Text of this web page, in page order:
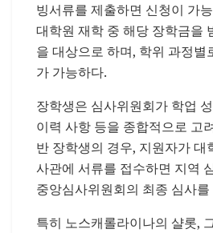
빙서류를 제출하면 신청이 가
대학원 재학 중 해당 장학금을
을 대상으로 하며, 학위 과정별
가 가능하다.
장학생은 심사위원회가 학업
이력 사항 등을 종합적으로 고
반 장학생의 경우, 지원자가 대
사관에 서류를 접수하면 지역
중앙심사위원회의 최종 심사
특히 노스캐롤라이나의 샬롯,